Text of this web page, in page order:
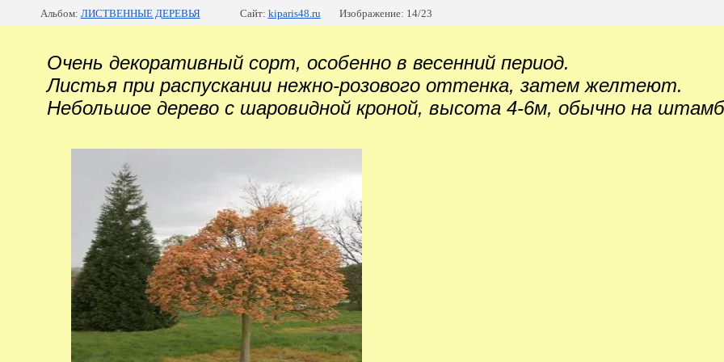
Альбом: ЛИСТВЕННЫЕ ДЕРЕВЬЯ Сайт: kiparis48.ru Изображение: 14/23
Очень декоративный сорт, особенно в весенний период.
Листья при распускании нежно-розового оттенка, затем желтеют.
Небольшое дерево с шаровидной кроной, высота 4-6м, обычно на